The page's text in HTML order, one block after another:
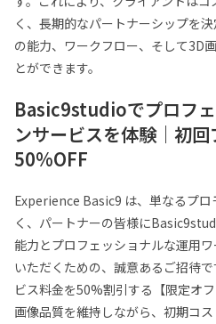
Email: Basic9studio@gmail.com
Location:
福岡市中央区薬院 2丁
Fukuoka-shi, Fukuoka, Japan
く、長期的なパートナーシップを
の能力、ワークフロー、そして3D
とができます。
Basic9studioでプロフ
ンサービスを体験｜初
50%OFF
Experience Basic9 は、単なるプロ
く、パートナーの皆様に
能力とプロフェッショナルな運用
いただくための、誠意あるご招待
ビス料金を50%割引する【限定オ
画像品質を維持しながら、初期コ